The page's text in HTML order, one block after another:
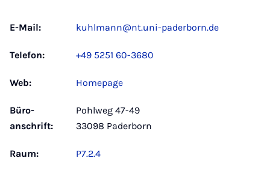
E-Mail: kuhlmann@nt.uni-paderborn.de
Telefon: +49 5251 60-3680
Web: Homepage
Büro­
anschrift:
Pohlweg 47-49
33098 Paderborn
Raum: P7.2.4